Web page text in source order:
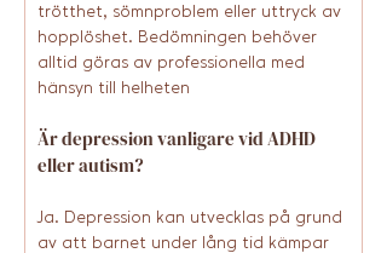
trötthet, sömnproblem eller uttryck av
hopplöshet. Bedömningen behöver
alltid göras av professionella med
hänsyn till helheten
Är depression vanligare vid ADHD
eller autism?
Ja. Depression kan utvecklas på grund
av att barnet under lång tid kämpar